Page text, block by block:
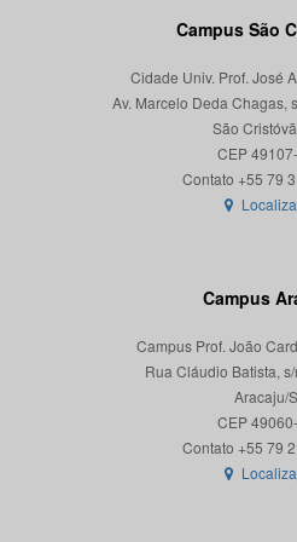
Campus São
Cidade Univ. Prof. José
Av. Marcelo Deda Chagas,
São
CEP
Campus
Campus Prof. João
Rua Cláudio Batista,
Aracaju/
CEP